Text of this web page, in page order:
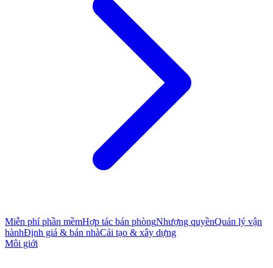
Miễn phí phần mềmHợp tác bán phòngNhượng quyềnQuản lý vận
hànhĐịnh giá & bán nhàCải tạo & xây dựng
Môi giới